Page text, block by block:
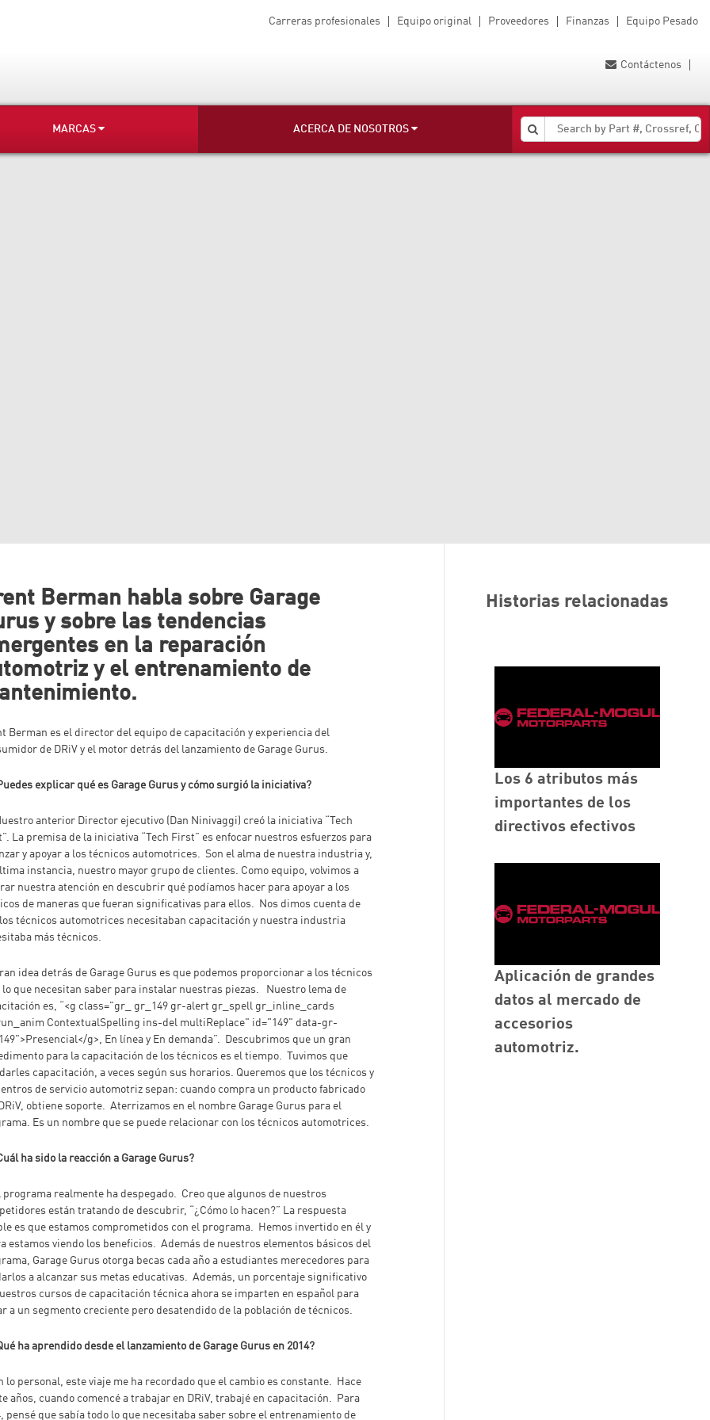
Carreras profesionales Equipo original Proveedores Finanzas Equipo Pesado
Contáctenos
MARCAS ACERCA DE NOSOTROS
Berman habla sobre Garage
y sobre las tendencias
en la reparación
y el entrenamiento de
Berman es el director del equipo de capacitación y experiencia del
de DRiV y el motor detrás del lanzamiento de Garage Gurus.
explicar qué es Garage Gurus y cómo surgió la iniciativa?
anterior Director ejecutivo (Dan Ninivaggi) creó la iniciativa “Tech
La premisa de la iniciativa “Tech First” es enfocar nuestros esfuerzos para
y apoyar a los técnicos automotrices. Son el alma de nuestra industria y,
instancia, nuestro mayor grupo de clientes. Como equipo, volvimos a
nuestra atención en descubrir qué podíamos hacer para apoyar a los
de maneras que fueran significativas para ellos. Nos dimos cuenta de
técnicos automotrices necesitaban capacitación y nuestra industria
más técnicos.
idea detrás de Garage Gurus es que podemos proporcionar a los técnicos
lo que necesitan saber para instalar nuestras piezas. Nuestro lema de
es, “<g class="gr_ gr_149 gr-alert gr_spell gr_inline_cards
ContextualSpelling ins-del multiReplace" id="149" data-gr-
g>, En línea y En demanda”. Descubrimos que un gran
para la capacitación de los técnicos es el tiempo. Tuvimos que
capacitación, a veces según sus horarios. Queremos que los técnicos y
de servicio automotriz sepan: cuando compra un producto fabricado
obtiene soporte. Aterrizamos en el nombre Garage Gurus para el
Es un nombre que se puede relacionar con los técnicos automotrices.
ha sido la reacción a Garage Gurus?
programa realmente ha despegado. Creo que algunos de nuestros
están tratando de descubrir, “¿Cómo lo hacen?” La respuesta
es que estamos comprometidos con el programa. Hemos invertido en él y
estamos viendo los beneficios. Además de nuestros elementos básicos del
Garage Gurus otorga becas cada año a estudiantes merecedores para
a alcanzar sus metas educativas. Además, un porcentaje significativo
cursos de capacitación técnica ahora se imparten en español para
a un segmento creciente pero desatendido de la población de técnicos.
ha aprendido desde el lanzamiento de Garage Gurus en 2014?
lo personal, este viaje me ha recordado que el cambio es constante. Hace
años, cuando comencé a trabajar en DRiV, trabajé en capacitación. Para
pensé que sabía todo lo que necesitaba saber sobre el entrenamiento de
Historias relacionadas
Los 6 atributos más
importantes de los
directivos efectivos
Aplicación de grandes
datos al mercado de
accesorios
automotriz.